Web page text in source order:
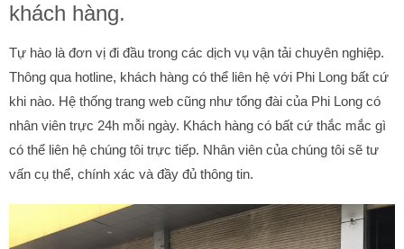
khách hàng.
Tự hào là đơn vị đi đầu trong các dịch vụ vận tải chuyên nghiệp.
Thông qua hotline, khách hàng có thể liên hệ với Phi Long bất cứ
khi nào. Hệ thống trang web cũng như tổng đài của Phi Long có
nhân viên trực 24h mỗi ngày. Khách hàng có bất cứ thắc mắc gì
có thể liên hệ chúng tôi trực tiếp. Nhân viên của chúng tôi sẽ tư
vấn cụ thể, chính xác và đầy đủ thông tin.